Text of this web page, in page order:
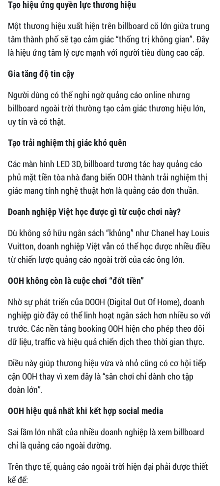
Tạo hiệu ứng quyền lực thương hiệu
Một thương hiệu xuất hiện trên billboard cỡ lớn giữa trung
tâm thành phố sẽ tạo cảm giác “thống trị không gian”. Đây
là hiệu ứng tâm lý cực mạnh với người tiêu dùng cao cấp.
Gia tăng độ tin cậy
Người dùng có thể nghi ngờ quảng cáo online nhưng
billboard ngoài trời thường tạo cảm giác thương hiệu lớn,
uy tín và có thật.
Tạo trải nghiệm thị giác khó quên
Các màn hình LED 3D, billboard tương tác hay quảng cáo
phủ mặt tiền tòa nhà đang biến OOH thành trải nghiệm thị
giác mang tính nghệ thuật hơn là quảng cáo đơn thuần.
Doanh nghiệp Việt học được gì từ cuộc chơi này?
Dù không sở hữu ngân sách “khủng” như Chanel hay Louis
Vuitton, doanh nghiệp Việt vẫn có thể học được nhiều điều
từ chiến lược quảng cáo ngoài trời của các ông lớn.
OOH không còn là cuộc chơi “đốt tiền”
Nhờ sự phát triển của DOOH (Digital Out Of Home), doanh
nghiệp giờ đây có thể linh hoạt ngân sách hơn nhiều so với
trước. Các nền tảng booking OOH hiện cho phép theo dõi
dữ liệu, traffic và hiệu quả chiến dịch theo thời gian thực.
Điều này giúp thương hiệu vừa và nhỏ cũng có cơ hội tiếp
cận OOH thay vì xem đây là “sân chơi chỉ dành cho tập
đoàn lớn”.
OOH hiệu quả nhất khi kết hợp social media
Sai lầm lớn nhất của nhiều doanh nghiệp là xem billboard
chỉ là quảng cáo ngoài đường.
Trên thực tế, quảng cáo ngoài trời hiện đại phải được thiết
kế để: